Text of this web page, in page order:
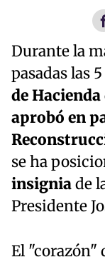
Durante la
pasadas las
de
aprobó en
se ha
insigniade
Presidente
El "corazón"